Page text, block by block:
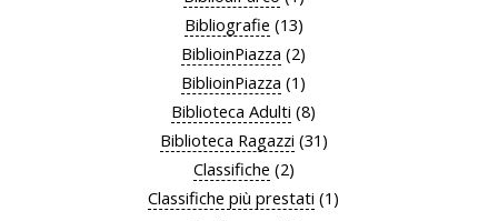
Bibliografie (13)
BiblioinPiazza (2)
BiblioinPiazza (1)
Biblioteca Adulti (8)
Biblioteca Ragazzi (31)
Classifiche (2)
Classifiche più prestati (1)